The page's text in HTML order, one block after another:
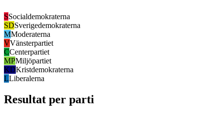
SSocialdemokraterna
SDSverigedemokraterna
MModeraterna
VVänsterpartiet
CCenterpartiet
MPMiljöpartiet
KDKristdemokraterna
LLiberalerna
Resultat per parti